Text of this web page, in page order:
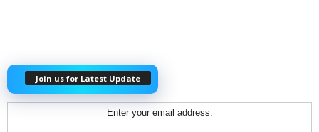
Join us for Latest Update
Enter your email address: